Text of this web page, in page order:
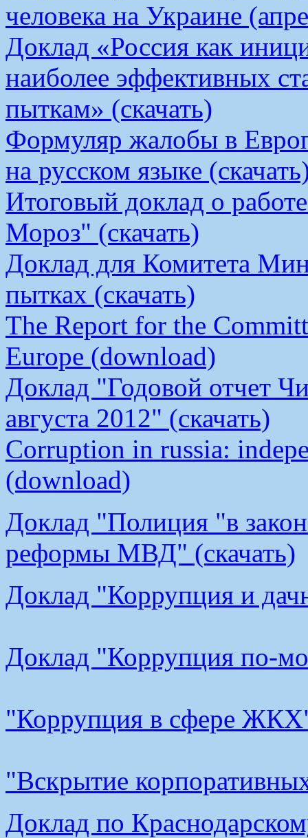
человека на Украине
Доклад «Россия как
наиболее эффективных
пыткам» (скачать)
Формуляр жалобы в
на русском языке
Итоговый доклад о
Мороз" (скачать)
Доклад для Комитета
пытках (скачать)
The Report for the
Europe (download)
Доклад "Годовой отчет
августа 2012" (скачать)
Corruption in russia:
(download)
Доклад "Полиция "в
реформы МВД" (скачать)
Доклад "Коррупция и
Доклад "Коррупция по-
"Коррупция в сфере ЖКХ"
"Вскрытие
Доклад по